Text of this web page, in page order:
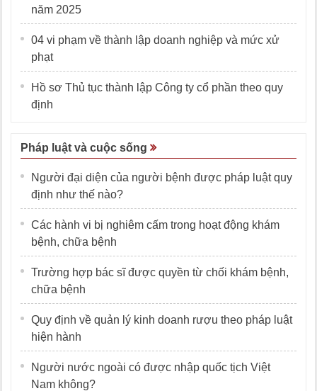
năm 2025
04 vi phạm về thành lập doanh nghiệp và mức xử
phạt
Hồ sơ Thủ tục thành lập Công ty cổ phần theo quy
định
Pháp luật và cuộc sống
Người đại diện của người bệnh được pháp luật quy
định như thế nào?
Các hành vi bị nghiêm cấm trong hoạt động khám
bệnh, chữa bệnh
Trường hợp bác sĩ được quyền từ chối khám bệnh,
chữa bệnh
Quy định về quản lý kinh doanh rượu theo pháp luật
hiện hành
Người nước ngoài có được nhập quốc tịch Việt
Nam không?